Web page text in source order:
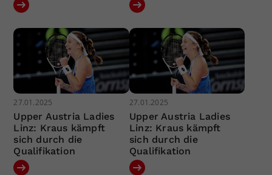
27.01.2025
Upper Austria Ladies
Linz: Kraus kämpft
sich durch die
Qualifikation
27.01.2025
Upper Austria Ladies
Linz: Kraus kämpft
sich durch die
Qualifikation